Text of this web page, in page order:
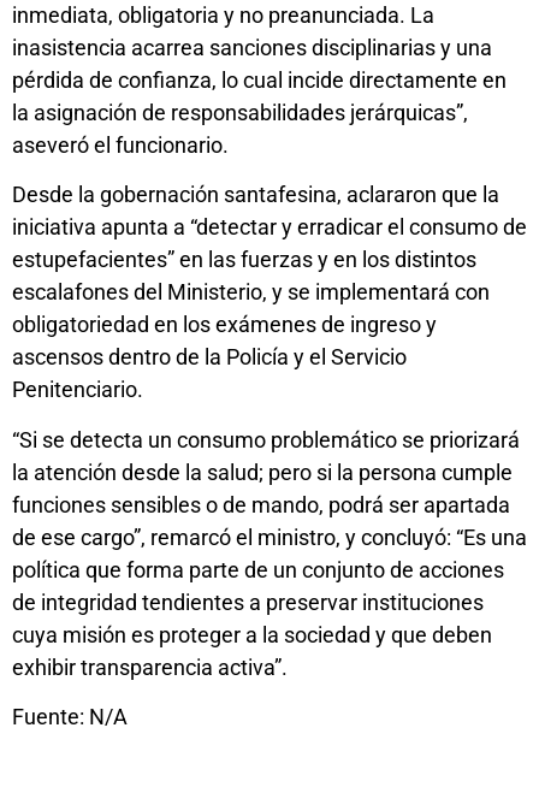
inmediata, obligatoria y no preanunciada. La
inasistencia acarrea sanciones disciplinarias y una
pérdida de confianza, lo cual incide directamente en
la asignación de responsabilidades jerárquicas”,
aseveró el funcionario.
Desde la gobernación santafesina, aclararon que la
iniciativa apunta a “detectar y erradicar el consumo de
estupefacientes” en las fuerzas y en los distintos
escalafones del Ministerio, y se implementará con
obligatoriedad en los exámenes de ingreso y
ascensos dentro de la Policía y el Servicio
Penitenciario.
“Si se detecta un consumo problemático se priorizará
la atención desde la salud; pero si la persona cumple
funciones sensibles o de mando, podrá ser apartada
de ese cargo”, remarcó el ministro, y concluyó: “Es una
política que forma parte de un conjunto de acciones
de integridad tendientes a preservar instituciones
cuya misión es proteger a la sociedad y que deben
exhibir transparencia activa”.
Fuente: N/A